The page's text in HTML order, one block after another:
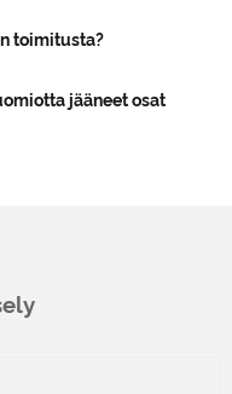
toimitusta?
jääneet osat